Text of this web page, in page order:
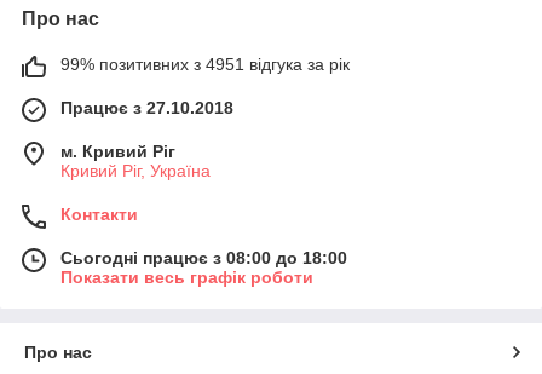
Про нас
99% позитивних з 4951 відгука за рік
Працює з 27.10.2018
м. Кривий Ріг
Кривий Ріг, Україна
Контакти
Сьогодні працює з 08:00 до 18:00
Показати весь графік роботи
Про нас